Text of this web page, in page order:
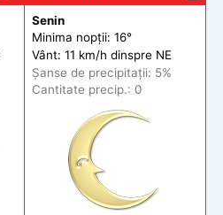
Senin
Minima nopții: 16°
Vânt: 11 km/h dinspre NE
Șanse de precipitații: 5%
Cantitate precip.: 0